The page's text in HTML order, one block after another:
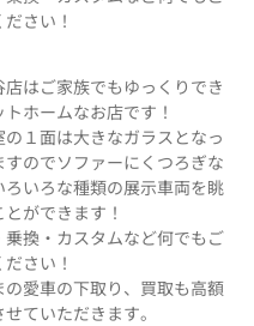
さい！
店はご家族でもゆっくりでき
トホームなお店です！
の１面は大きなガラスとなっ
すのでソファーにくつろぎな
ろいろな種類の展示車両を眺
ができます！
乗換・カスタムなど何でもご
さい！
の愛車の下取り、買取も高額
ていただきます。